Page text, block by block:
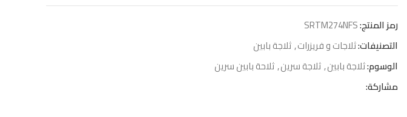
رمز المنتج:SRTM274NFS
التصنيفات:ثلاجات و فريزرات,ثلاجة بابين
الوسوم:ثلاجة بابين,ثلاجة سرين,ثلاحة بابين سرين
مشاركة: